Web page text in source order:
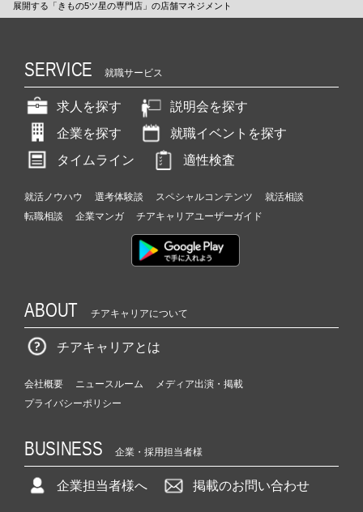
展開する「きもの5ツ星の専門店」の店舗マネジメント
SERVICE 就職サービス
求人を探す
説明会を探す
企業を探す
就職イベントを探す
タイムライン
適性検査
就活ノウハウ 選考体験談 スペシャルコンテンツ
就活相談
転職相談
企業マンガ チアキャリアユーザーガイド
ABOUT チアキャリアについて
チアキャリアとは
会社概要 ニュースルーム
メディア出演・掲載
プライバシーポリシー
BUSINESS 企業・採用担当者様
企業担当者様へ 掲載のお問い合わせ